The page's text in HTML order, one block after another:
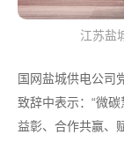
江苏盐
国网盐城供电公司
致辞中表示：“微
益彰、合作共赢、